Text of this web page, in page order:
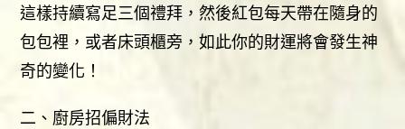
這樣持續寫足三個禮拜，然後紅包每天帶在隨身的
包包裡，或者床頭櫃旁，如此你的財運將會發生神
奇的變化！
二、廚房招偏財法